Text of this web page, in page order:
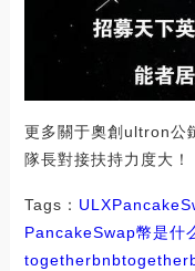
更多關于奧創ultron公
隊長對接扶持力度大！
Tags： ULX
PancakeSwap幣是什
togetherbnb